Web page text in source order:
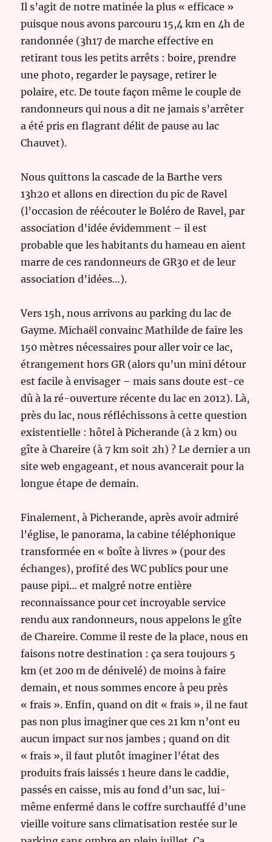
Il s’agit de notre matinée la plus « efficace »
puisque nous avons parcouru 15,4 km en 4h de
randonnée (3h17 de marche effective en
retirant tous les petits arrêts : boire, prendre
une photo, regarder le paysage, retirer le
polaire, etc. De toute façon même le couple de
randonneurs qui nous a dit ne jamais s’arrêter
a été pris en flagrant délit de pause au lac
Chauvet).
Nous quittons la cascade de la Barthe vers
13h20 et allons en direction du pic de Ravel
(l’occasion de réécouter le Boléro de Ravel, par
association d’idée évidemment – il est
probable que les habitants du hameau en aient
marre de ces randonneurs de GR30 et de leur
association d’idées…).
Vers 15h, nous arrivons au parking du lac de
Gayme. Michaël convainc Mathilde de faire les
150 mètres nécessaires pour aller voir ce lac,
étrangement hors GR (alors qu’un mini détour
est facile à envisager – mais sans doute est-ce
dû à la ré-ouverture récente du lac en 2012). Là,
près du lac, nous réfléchissons à cette question
existentielle : hôtel à Picherande (à 2 km) ou
gîte à Chareire (à 7 km soit 2h) ? Le dernier a un
site web engageant, et nous avancerait pour la
longue étape de demain.
Finalement, à Picherande, après avoir admiré
l’église, le panorama, la cabine téléphonique
transformée en « boîte à livres » (pour des
échanges), profité des WC publics pour une
pause pipi… et malgré notre entière
reconnaissance pour cet incroyable service
rendu aux randonneurs, nous appelons le gîte
de Chareire. Comme il reste de la place, nous en
faisons notre destination : ça sera toujours 5
km (et 200 m de dénivelé) de moins à faire
demain, et nous sommes encore à peu près
« frais ». Enfin, quand on dit « frais », il ne faut
pas non plus imaginer que ces 21 km n’ont eu
aucun impact sur nos jambes ; quand on dit
« frais », il faut plutôt imaginer l’état des
produits frais laissés 1 heure dans le caddie,
passés en caisse, mis au fond d’un sac, lui-
même enfermé dans le coffre surchauffé d’une
vieille voiture sans climatisation restée sur le